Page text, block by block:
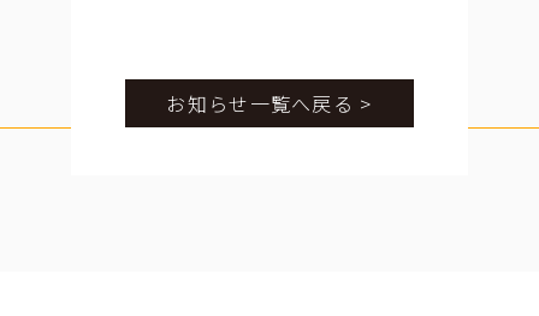
お知らせ一覧へ戻る >